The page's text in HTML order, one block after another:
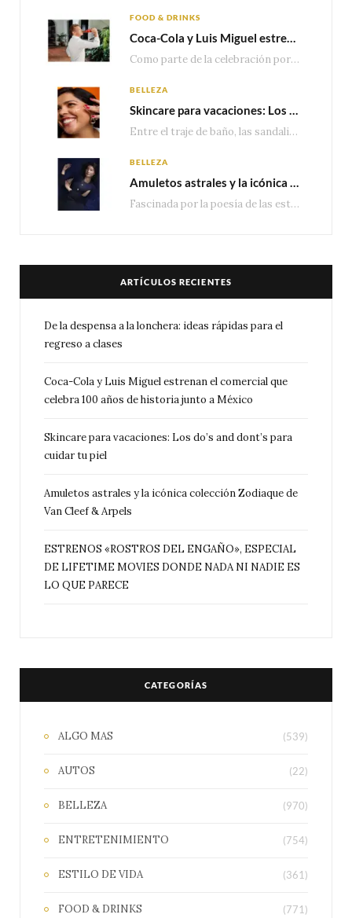
FOOD & DRINKS
Coca-Cola y Luis Miguel estrenan el comercial que celebra 100 años de historia junto a México
Como parte de la celebración por sus primeros 100 años enMéxico, Coca-Cola presenta hoy el…
BELLEZA
Skincare para vacaciones: Los do’s and dont’s para cuidar tu piel
Entre el traje de baño, las sandalias, los lentes de sol y los looks que…
BELLEZA
Amuletos astrales y la icónica colección Zodiaque de Van Cleef & Arpels
Fascinada por la poesía de las estrellas, la Maison Van Cleef & Arpels celebra la llegada de las…
ARTÍCULOS RECIENTES
De la despensa a la lonchera: ideas rápidas para el
regreso a clases
Coca-Cola y Luis Miguel estrenan el comercial que
celebra 100 años de historia junto a México
Skincare para vacaciones: Los do’s and dont’s para
cuidar tu piel
Amuletos astrales y la icónica colección Zodiaque de
Van Cleef & Arpels
ESTRENOS «ROSTROS DEL ENGAÑO», ESPECIAL
DE LIFETIME MOVIES DONDE NADA NI NADIE ES
LO QUE PARECE
CATEGORÍAS
ALGO MAS (539)
AUTOS (22)
BELLEZA (970)
ENTRETENIMIENTO (754)
ESTILO DE VIDA (361)
FOOD & DRINKS (771)